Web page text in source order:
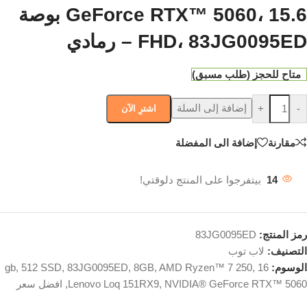
GeForce RTX™ 5060، 15.6 بوصة
FHD، 83JG0095ED – رمادي
متاح للحجز (طلب مسبق)
-
+ إضافة إلى السلة اشترِ الآن
مقارنة إضافة الى المفضلة
14 بيتفرجوا على المنتج دلوقتي!
رمز المنتج: 83JG0095ED
التصنيف: لاب توب
الوسوم: 16 gb
, 512 SSD, 83JG0095ED, 8GB, AMD Ryzen™ 7 250,
Lenovo Loq 151RX9, NVIDIA® GeForce RTX™ 5060
, افضل سعر